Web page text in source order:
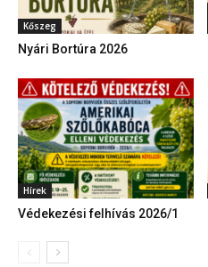
Kőszeg
Nyári Bortúra 2026
Hírek
Védekezési felhívás 2026/1